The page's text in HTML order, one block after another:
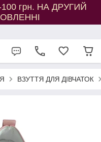
грн. НА ДРУГИЙ
ВЗУТТЯ ДЛЯ ДІВЧАТОК